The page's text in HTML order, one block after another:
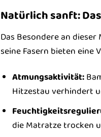
Natürlich sanft:
Das Besondere an
seine Fasern bieten eine
Atmungsaktivität:
Hitzestau verhindert
die Matratze trocken